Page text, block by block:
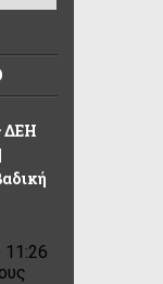
ΔΕΗ
11:26